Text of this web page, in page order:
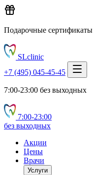
Подарочные сертификаты
SLclinic
+7 (495) 045-45-45
7:00-23:00 без выходных
7:00‑23:00
без выходных
Акции
Цены
Врачи
Услуги